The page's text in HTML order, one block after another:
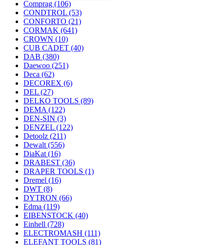
Comprag (106)
CONDTROL (53)
CONFORTO (21)
CORMAK (641)
CROWN (10)
CUB CADET (40)
DAB (380)
Daewoo (251)
Deca (62)
DECOREX (6)
DEL (27)
DELKO TOOLS (89)
DEMA (122)
DEN-SIN (3)
DENZEL (122)
Detoolz (211)
Dewalt (556)
DiaKat (16)
DRABEST (36)
DRAPER TOOLS (1)
Dremel (16)
DWT (8)
DYTRON (66)
Edma (119)
EIBENSTOCK (40)
Einhell (728)
ELECTROMASH (111)
ELEFANT TOOLS (81)